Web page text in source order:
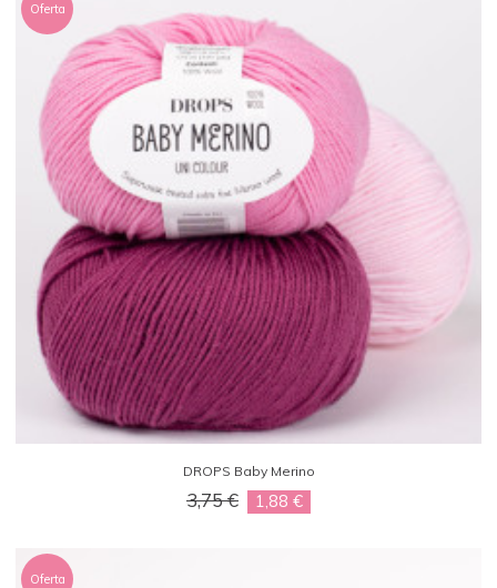
Oferta
DROPS Baby Merino
3,75 € 1,88 €
Oferta